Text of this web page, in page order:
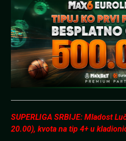
SUPERLIGA SRBIJE: Mladost
20.00), kvota na tip 4+ u